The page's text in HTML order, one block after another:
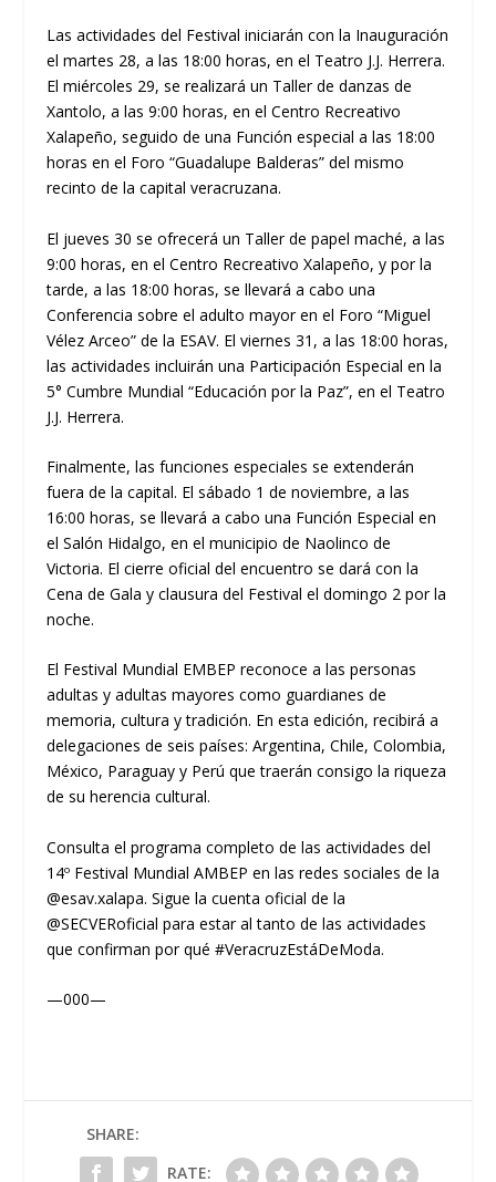
Las actividades del Festival iniciarán con la Inauguración
el martes 28, a las 18:00 horas, en el Teatro J.J. Herrera.
El miércoles 29, se realizará un Taller de danzas de
Xantolo, a las 9:00 horas, en el Centro Recreativo
Xalapeño, seguido de una Función especial a las 18:00
horas en el Foro “Guadalupe Balderas” del mismo
recinto de la capital veracruzana.
El jueves 30 se ofrecerá un Taller de papel maché, a las
9:00 horas, en el Centro Recreativo Xalapeño, y por la
tarde, a las 18:00 horas, se llevará a cabo una
Conferencia sobre el adulto mayor en el Foro “Miguel
Vélez Arceo” de la ESAV. El viernes 31, a las 18:00 horas,
las actividades incluirán una Participación Especial en la
5° Cumbre Mundial “Educación por la Paz”, en el Teatro
J.J. Herrera.
Finalmente, las funciones especiales se extenderán
fuera de la capital. El sábado 1 de noviembre, a las
16:00 horas, se llevará a cabo una Función Especial en
el Salón Hidalgo, en el municipio de Naolinco de
Victoria. El cierre oficial del encuentro se dará con la
Cena de Gala y clausura del Festival el domingo 2 por la
noche.
El Festival Mundial EMBEP reconoce a las personas
adultas y adultas mayores como guardianes de
memoria, cultura y tradición. En esta edición, recibirá a
delegaciones de seis países: Argentina, Chile, Colombia,
México, Paraguay y Perú que traerán consigo la riqueza
de su herencia cultural.
Consulta el programa completo de las actividades del
14º Festival Mundial AMBEP en las redes sociales de la
@esav.xalapa. Sigue la cuenta oficial de la
@SECVERoficial para estar al tanto de las actividades
que confirman por qué #VeracruzEstáDeModa.
—000—
SHARE:
RATE: